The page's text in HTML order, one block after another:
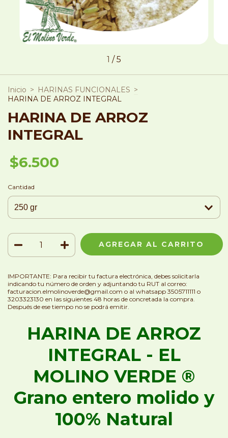
1 /5
Inicio > HARINAS FUNCIONALES >
HARINA DE ARROZ INTEGRAL
HARINA DE ARROZ
INTEGRAL
$6.500
Cantidad
IMPORTANTE: Para recibir tu factura electrónica, debes solicitarla
indicando tu número de orden y adjuntando tu RUT al correo:
facturacion.elmolinoverde@gmail.com o al whatsapp 3505711111 o
3203323130 en las siguientes 48 horas de concretada la compra.
Después de ese tiempo no se podrá emitir.
HARINA DE ARROZ
INTEGRAL - EL
MOLINO VERDE ®
Grano entero molido y
100% Natural